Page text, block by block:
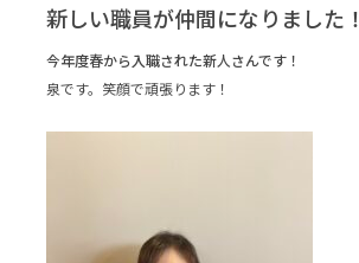
新しい職員が仲間になりました！
今年度春から入職された新人さんです！
泉です。笑顔で頑張ります！